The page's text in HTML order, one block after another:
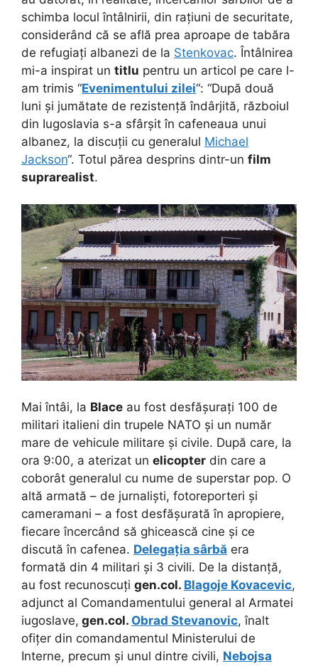
schimba locul întâlnirii, din rațiuni de securitate,
considerând că se află prea aproape de tabăra
de refugiați albanezi de la Stenkovac. Întâlnirea
mi-a inspirat un titlu pentru un articol pe care l-
am trimis “Evenimentului zilei“: “După două
luni și jumătate de rezistență îndârjită, războiul
din Iugoslavia s-a sfârșit în cafeneaua unui
albanez, la discuții cu generalul Michael
Jackson“. Totul părea desprins dintr-un film
suprarealist.
Mai întâi, la Blace au fost desfășurați 100 de
militari italieni din trupele NATO și un număr
mare de vehicule militare și civile. După care, la
ora 9:00, a aterizat un elicopter din care a
coborât generalul cu nume de superstar pop. O
altă armată – de jurnaliști, fotoreporteri și
cameramani – a fost desfășurată în apropiere,
fiecare încercând să ghicească cine și ce
discută în cafenea. Delegația sârbă era
formată din 4 militari și 3 civili. De la distanță,
au fost recunoscuți gen.col. Blagoje Kovacevic,
adjunct al Comandamentului general al Armatei
iugoslave, gen.col. Obrad Stevanovic, înalt
ofițer din comandamentul Ministerului de
Interne, precum și unul dintre civili, Nebojsa